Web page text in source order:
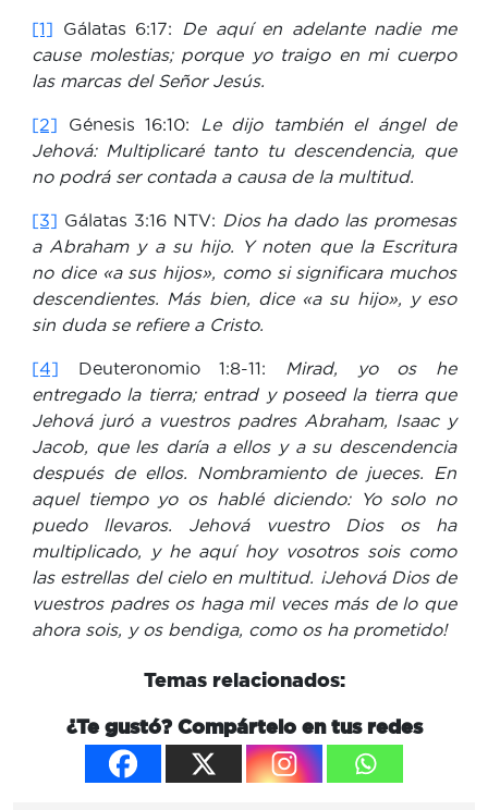
[1] Gálatas 6:17:
De aquí en adelante nadie me
cause molestias; porque yo traigo en mi cuerpo
las marcas del Señor Jesús.
[2] Génesis 16:10:
Le dijo también el ángel de
Jehová: Multiplicaré tanto tu descendencia, que
no podrá ser contada a causa de la multitud.
[3] Gálatas 3:16 NTV: Dios ha dado las promesas
a Abraham y a su hijo. Y noten que la Escritura
no dice «a sus hijos», como si significara muchos
descendientes. Más bien, dice «a su hijo», y eso
sin duda se refiere a Cristo.
[4] Deuteronomio 1:8-11:
Mirad, yo os he
entregado la tierra; entrad y poseed la tierra que
Jehová juró a vuestros padres Abraham, Isaac y
Jacob, que les daría a ellos y a su descendencia
después de ellos.
Nombramiento de jueces. En
aquel tiempo yo os hablé diciendo: Yo solo no
puedo llevaros. Jehová vuestro Dios os ha
multiplicado, y he aquí hoy vosotros sois como
las estrellas del cielo en multitud. ¡Jehová Dios de
vuestros padres os haga mil veces más de lo que
ahora sois, y os bendiga, como os ha prometido!
Temas relacionados:
¿Te gustó? Compártelo en tus redes